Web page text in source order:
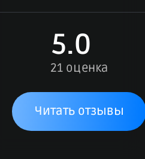
5.0
21 оценка
Читать отзывы